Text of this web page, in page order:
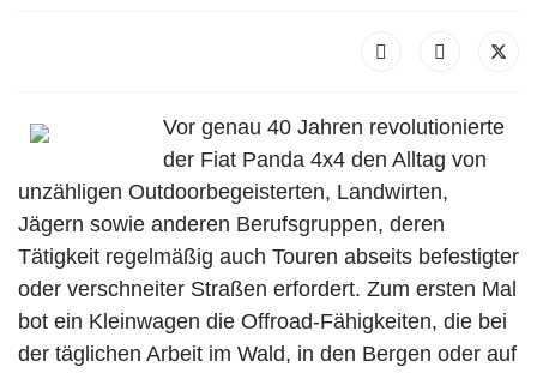
Vor genau 40 Jahren revolutionierte
der Fiat Panda 4x4 den Alltag von
unzähligen Outdoorbegeisterten, Landwirten,
Jägern sowie anderen Berufsgruppen, deren
Tätigkeit regelmäßig auch Touren abseits befestigter
oder verschneiter Straßen erfordert. Zum ersten Mal
bot ein Kleinwagen die Offroad-Fähigkeiten, die bei
der täglichen Arbeit im Wald, in den Bergen oder auf